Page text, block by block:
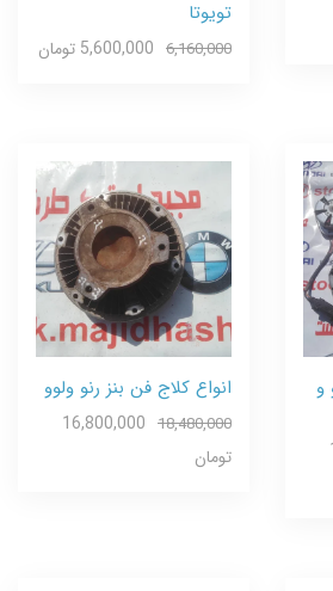
تویوتا
6,160,000 5,600,000 تومان
و
انواع کلاج فن بنز رنو ولوو
18,480,000
16,800,000
تومان